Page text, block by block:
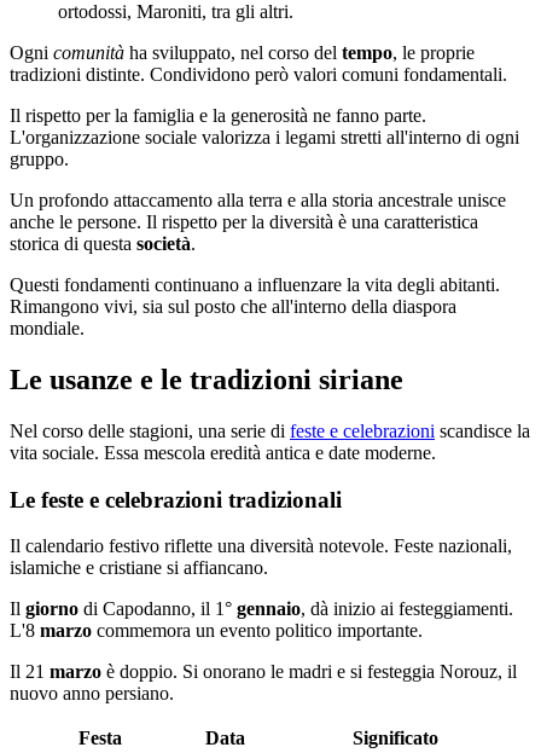
ortodossi, Maroniti, tra gli altri.
Ogni comunità ha sviluppato, nel corso del tempo, le proprie
tradizioni distinte. Condividono però valori comuni fondamentali.
Il rispetto per la famiglia e la generosità ne fanno parte.
L'organizzazione sociale valorizza i legami stretti all'interno di ogni
gruppo.
Un profondo attaccamento alla terra e alla storia ancestrale unisce
anche le persone. Il rispetto per la diversità è una caratteristica
storica di questa società.
Questi fondamenti continuano a influenzare la vita degli abitanti.
Rimangono vivi, sia sul posto che all'interno della diaspora
mondiale.
Le usanze e le tradizioni siriane
Nel corso delle stagioni, una serie di feste e celebrazioni scandisce la
vita sociale. Essa mescola eredità antica e date moderne.
Le feste e celebrazioni tradizionali
Il calendario festivo riflette una diversità notevole. Feste nazionali,
islamiche e cristiane si affiancano.
Il giorno di Capodanno, il 1° gennaio, dà inizio ai festeggiamenti.
L'8 marzo commemora un evento politico importante.
Il 21 marzo è doppio. Si onorano le madri e si festeggia Norouz, il
nuovo anno persiano.
Festa Data
Significato